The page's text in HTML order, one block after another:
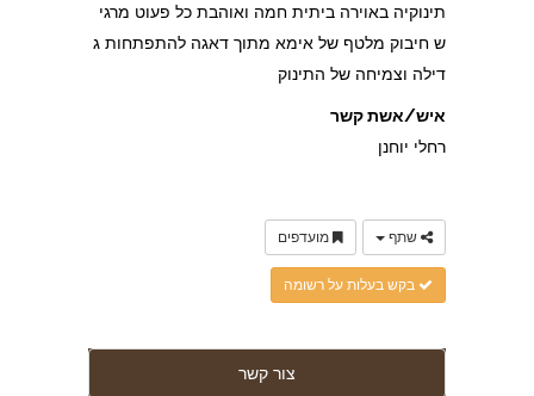
תינוקיה באוירה ביתית חמה ואוהבת כל פעוט מרגי
ש חיבוק מלטף של אימא מתוך דאגה להתפתחות ג
דילה וצמיחה של התינוק
איש/אשת קשר
רחלי יוחנן
שתף מועדפים
בקש בעלות על רשומה
צור קשר